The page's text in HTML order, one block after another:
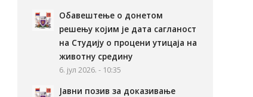
Обавештење о донетом
решењу којим је дата сагланост
на Студију о процени утицаја на
животну средину
6. јул 2026. - 10:35
Јавни позив за доказивање